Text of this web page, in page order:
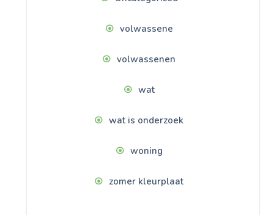
volwassene
volwassenen
wat
wat is onderzoek
woning
zomer kleurplaat